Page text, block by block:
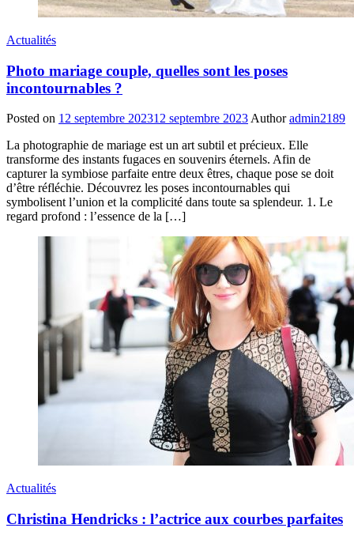
Actualités
Photo mariage couple, quelles sont les poses
incontournables ?
Posted on 12 septembre 202312 septembre 2023 Author admin2189
La photographie de mariage est un art subtil et précieux. Elle
transforme des instants fugaces en souvenirs éternels. Afin de
capturer la symbiose parfaite entre deux êtres, chaque pose se doit
d’être réfléchie. Découvrez les poses incontournables qui
symbolisent l’union et la complicité dans toute sa splendeur. 1. Le
regard profond : l’essence de la […]
Actualités
Christina Hendricks : l’actrice aux courbes parfaites